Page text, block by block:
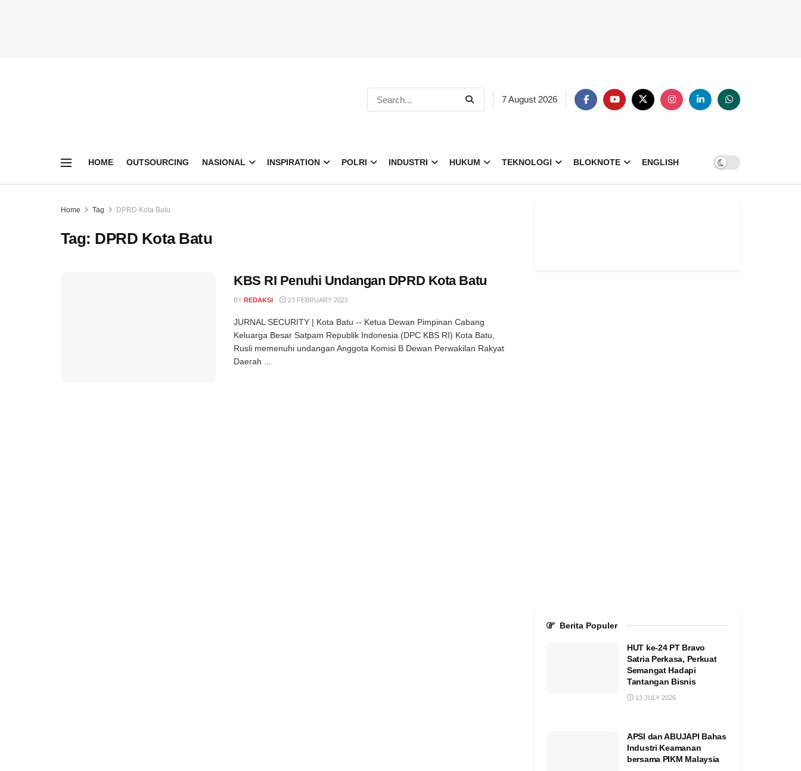
7 August 2026
HOME OUTSOURCING NASIONAL INSPIRATION POLRI INDUSTRI HUKUM TEKNOLOGI BLOKNOTE ENGLISH
Home Tag DPRD Kota Batu
Tag: DPRD Kota Batu
KBS RI Penuhi Undangan DPRD Kota Batu
BY REDAKSI 23 FEBRUARY 2021
JURNAL SECURITY | Kota Batu -- Ketua Dewan Pimpinan Cabang
Keluarga Besar Satpam Republik Indonesia (DPC KBS RI) Kota Batu,
Rusli memenuhi undangan Anggota Komisi B Dewan Perwakilan Rakyat
Daerah ...
Berita Populer
HUT ke-24 PT Bravo
Satria Perkasa, Perkuat
Semangat Hadapi
Tantangan Bisnis
13 JULY 2026
APSI dan ABUJAPI Bahas
Industri Keamanan
bersama PIKM Malaysia